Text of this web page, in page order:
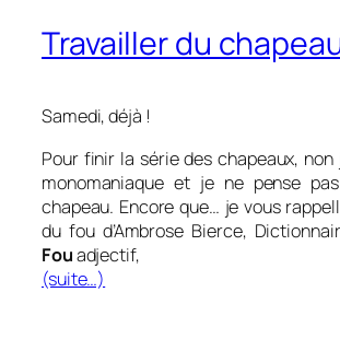
Travailler du
Samedi, déjà !
Pour finir la série des chapeaux,
monomaniaque et je ne pense
chapeau. Encore que… je vous
du fou d’Ambrose Bierce,
Fouadjectif,
(suite…)